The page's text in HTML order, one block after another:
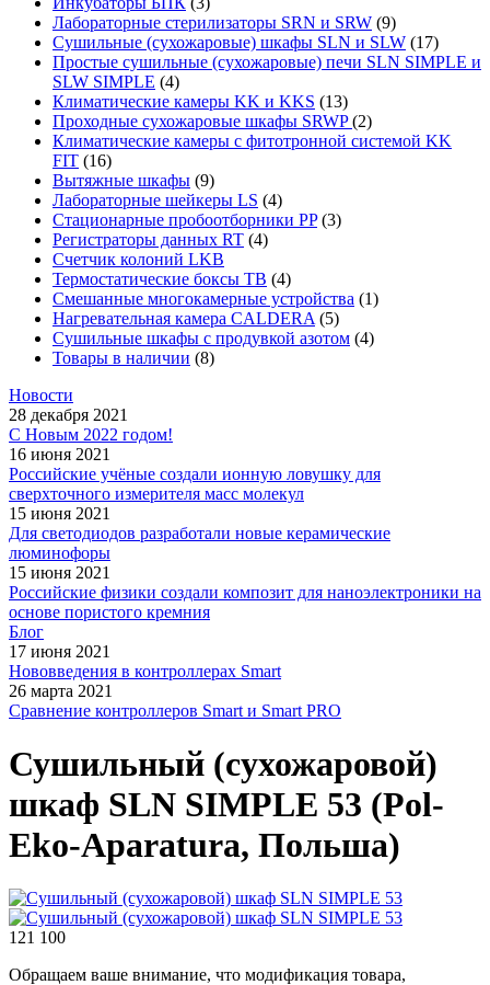
Лабораторные стерилизаторы SRN и SRW (9)
Сушильные (сухожаровые) шкафы SLN и SLW (17)
Простые сушильные (сухожаровые) печи SLN SIMPLE и
SLW SIMPLE (4)
Климатические камеры KK и KKS (13)
Проходные сухожаровые шкафы SRWP(2)
Климатические камеры с фитотронной системой KK
FIT (16)
Вытяжные шкафы (9)
Лабораторные шейкеры LS (4)
Стационарные пробоотборники PP (3)
Регистраторы данных RT (4)
Счетчик колоний LKB
Термостатические боксы TB (4)
Смешанные многокамерные устройства (1)
Нагревательная камера CALDERA (5)
Сушильные шкафы с продувкой азотом (4)
Товары в наличии (8)
Новости
28 декабря 2021
С Новым 2022 годом!
16 июня 2021
Российские учёные создали ионную ловушку для
сверхточного измерителя масс молекул
15 июня 2021
Для светодиодов разработали новые керамические
люминофоры
15 июня 2021
Российские физики создали композит для наноэлектроники на
основе пористого кремния
Блог
17 июня 2021
Нововведения в контроллерах Smart
26 марта 2021
Сравнение контроллеров Smart и Smart PRO
Сушильный (сухожаровой)
шкаф SLN SIMPLE 53 (Pol-
Eko-Aparatura, Польша)
121 100
Обращаем ваше внимание, что модификация товара,